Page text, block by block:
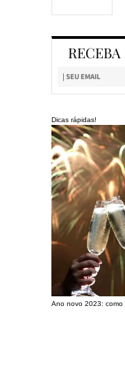
Dicas rápidas!
Ano novo 2023: como